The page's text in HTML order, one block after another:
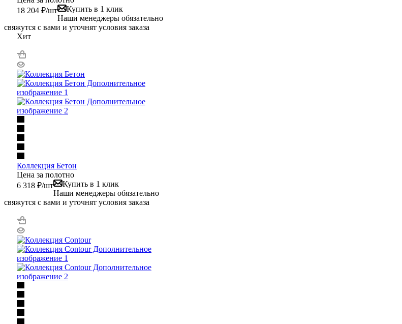
18 204 ₽/шт
Купить в 1 клик
Наши менеджеры обязательно
свяжутся с вами и уточнят условия заказа
Хит
Коллекция Бетон
Цена за полотно
6 318 ₽/шт
Купить в 1 клик
Наши менеджеры обязательно
свяжутся с вами и уточнят условия заказа